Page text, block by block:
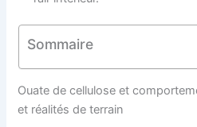
Sommaire
Ouate de cellulose et
et réalités de terrain